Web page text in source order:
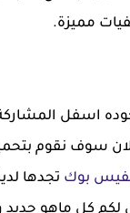
مميزة.
اسفل
سوف نقوم
بوك تجدها
لكم كل ماهو